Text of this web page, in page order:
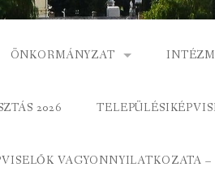
ÖNKORMÁNYZAT
NAGYKÓNYI KÖZSÉG
2026
VAGYONNYILATKOZATA –